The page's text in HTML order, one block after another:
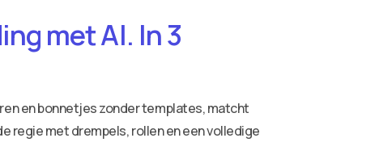
met AI. In 3
en bonnetjes zonder templates, matcht
regie met drempels, rollen en een volledige